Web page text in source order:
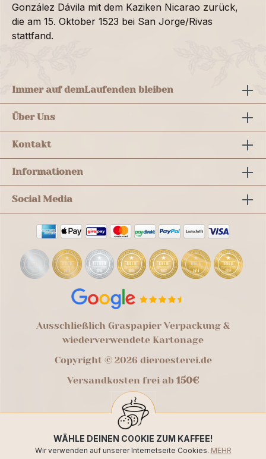
González Dávila mit dem Kaziken Nicarao zurück,
die am 15. Oktober 1523 bei San Jorge/Rivas
stattfand.
Immer auf demLaufenden bleiben
Über Uns
Kontakt
Informationen
Social Media
Ausschließlich Graspapier Verpackung &
wiederverwendete Kartonage
Copyright © 2026 dieroesterei.de
Versandkosten frei ab 150€
WÄHLE DEINEN COOKIE ZUM KAFFEE!
Wir verwenden auf unserer Internetseite Cookies. MEHR